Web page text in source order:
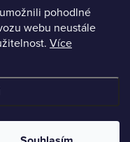
pohodlné
webu neustále
Více
vyhrazena.